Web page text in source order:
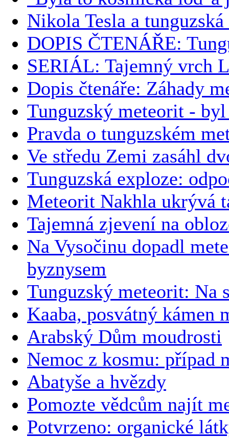
Nikola Tesla a
DOPIS ČTENÁŘE:
SERIÁL: Tajemný vrch
Dopis čtenáře: Záhady
Tunguzský meteorit -
Pravda o tunguzském
Ve středu Zemi zasáhl
Tunguzská exploze:
Meteorit Nakhla ukrývá
Tajemná zjevení na
Na Vysočinu dopadl
byznysem
Tunguzský meteorit: Na
Kaaba, posvátný kámen
Arabský Dům moudrosti
Nemoc z kosmu: případ
Abatyše a hvězdy
Pomozte vědcům najít
Potvrzeno: organické